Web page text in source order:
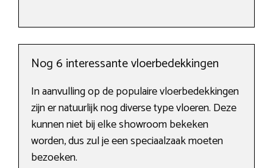
Nog 6 interessante vloerbedekkingen
In aanvulling op de populaire vloerbedekkingen
zijn er natuurlijk nog diverse type vloeren. Deze
kunnen niet bij elke showroom bekeken
worden, dus zul je een speciaalzaak moeten
bezoeken.